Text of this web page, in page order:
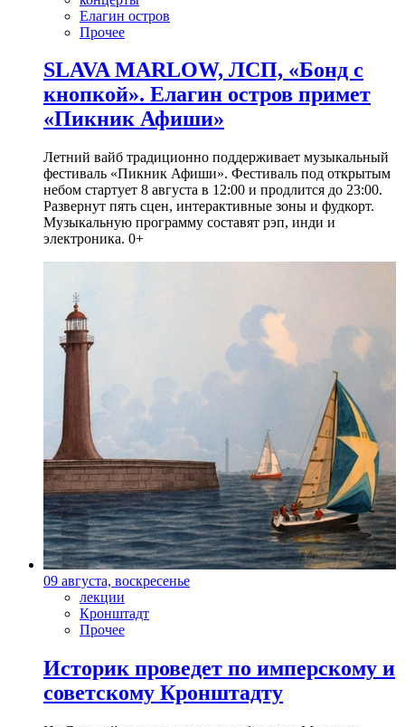
Елагин остров
Прочее
SLAVA MARLOW, ЛСП, «Бонд с
кнопкой». Елагин остров примет
«Пикник Афиши»
Летний вайб традиционно поддерживает музыкальный
фестиваль «Пикник Афиши». Фестиваль под открытым
небом стартует 8 августа в 12:00 и продлится до 23:00.
Развернут пять сцен, интерактивные зоны и фудкорт.
Музыкальную программу составят рэп, инди и
электроника. 0+
09 августа, воскресенье
лекции
Кронштадт
Прочее
Историк проведет по имперскому и
советскому Кронштадту